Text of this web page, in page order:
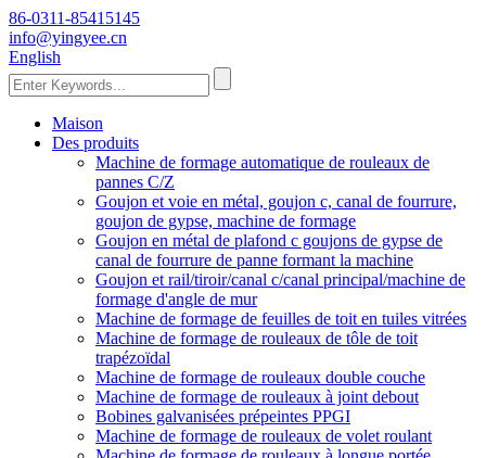
86-0311-85415145
info@yingyee.cn
English
Maison
Des produits
Machine de formage automatique de rouleaux de
pannes C/Z
Goujon et voie en métal, goujon c, canal de fourrure,
goujon de gypse, machine de formage
Goujon en métal de plafond c goujons de gypse de
canal de fourrure de panne formant la machine
Goujon et rail/tiroir/canal c/canal principal/machine de
formage d'angle de mur
Machine de formage de feuilles de toit en tuiles vitrées
Machine de formage de rouleaux de tôle de toit
trapézoïdal
Machine de formage de rouleaux double couche
Machine de formage de rouleaux à joint debout
Bobines galvanisées prépeintes PPGI
Machine de formage de rouleaux de volet roulant